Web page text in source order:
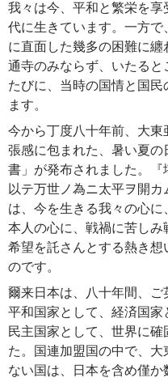
我々は今、平和と繁栄を
代に生きています。一方
に直面した幾多の困難に
通寺のみならず、いたる
たびに、当時の国情と国民
ます。
今から丁度八十年前、大
張感に包まれた、暑い夏
書」が発布されました。『
以テ万世ノ為ニ太平ヲ開
は、今を生きる我々の心に
本人の心に、戦禍に苦し
希望を託さんとする熱き
のです。
爾来日本は、八十年間、ご
平和国家として、経済国家
民主国家として、世界に
た。国連加盟国の中で、
ない国は、日本を含め僅か